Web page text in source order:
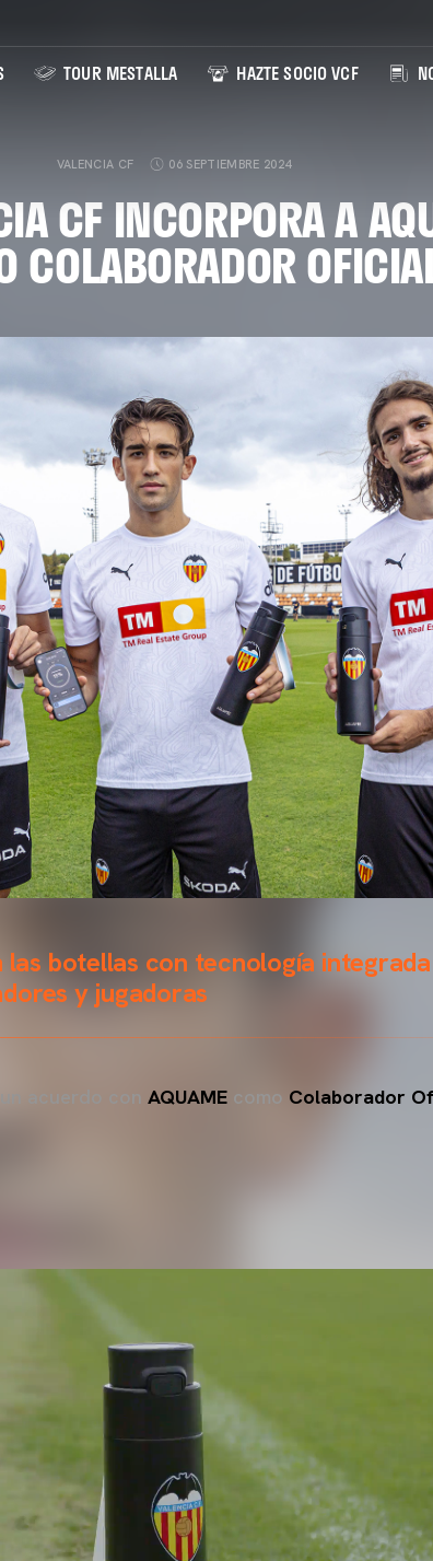
TOUR MESTALLA HAZTE SOCIO VCF
VALENCIA CF 06 SEPTIEMBRE 2024
CF INCORPORA A
COLABORADOR
botellas con tecnología
y jugadoras
acuerdo con AQUAME como Colaborador